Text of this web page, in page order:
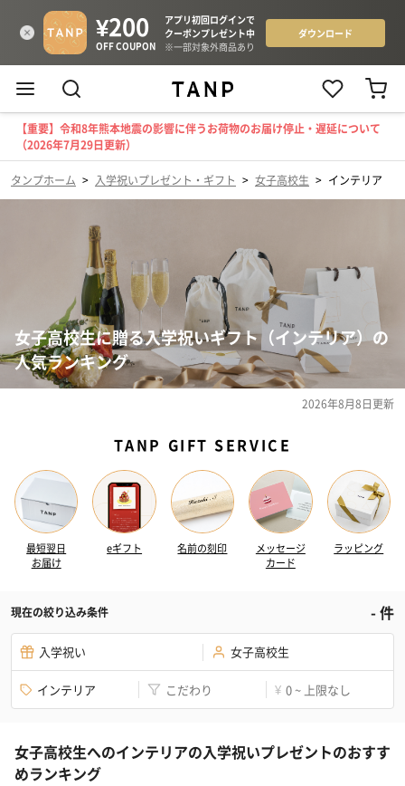
【重要】令和8年熊本地震の影響に伴うお荷物のお届け停止・遅延について
（2026年7月29日更新）
タンプホーム > 入学祝いプレゼント・ギフト > 女子高校生 > インテリア
女子高校生に贈る入学祝いギフト（インテリア）の
人気ランキング
2026年8月8日更新
TANP GIFT SERVICE
最短翌日
お届け
eギフト 名前の刻印
メッセージ
カード
ラッピング
現在の絞り込み条件 -件
入学祝い 女子高校生
インテリア こだわり ¥ 0 ~ 上限なし
女子高校生へのインテリアの入学祝いプレゼントのおすす
めランキング